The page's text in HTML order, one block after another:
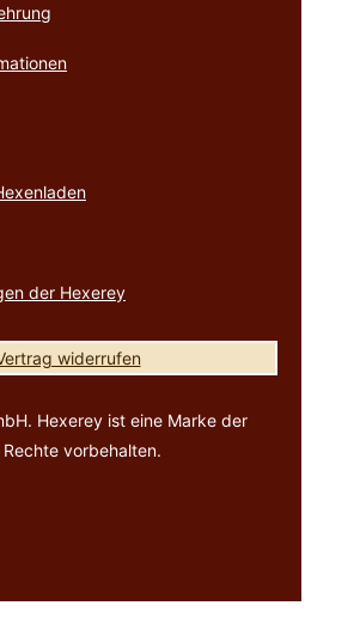
der Hexerey
widerrufen
Hexerey ist eine Marke der
vorbehalten.